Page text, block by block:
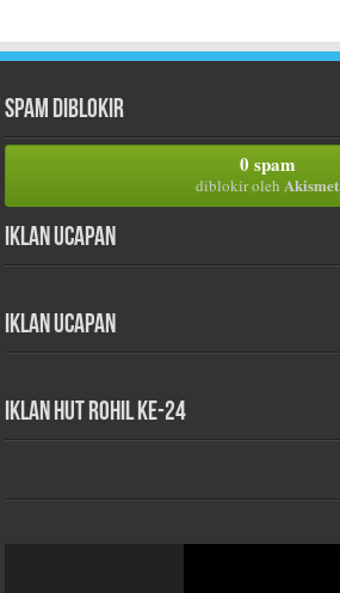
Spam Diblokir
0 spam
diblokir oleh Akismet
Iklan Ucapan
Iklan Ucapan
iklan HUT Rohil Ke-24